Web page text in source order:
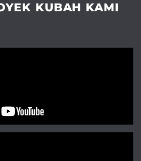
KUBAH KAMI